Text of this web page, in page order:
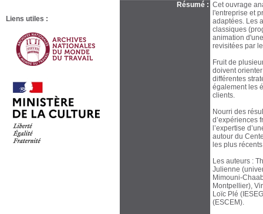
Résumé : Cet ouvrage
l'entreprise et
adaptées. Les
classiques
animation
revisitées par
Fruit de
doivent
différentes
également les
clients.
Nourri des
d’expériences
l’expertise
autour du
les plus
Les auteurs :
Julienne
Mimouni-
Montpellier),
Loïc Plé
(ESCEM).
Liens utiles :